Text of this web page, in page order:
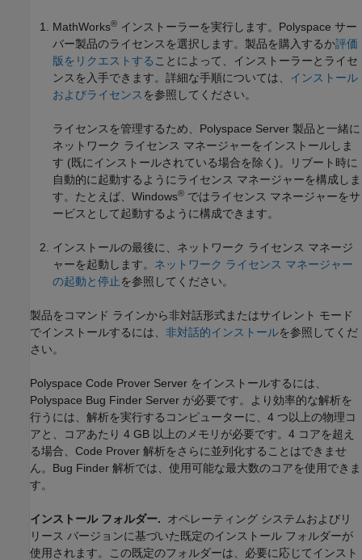
MathWorks® インストーラーを実行します。Polyspace サー
バー製品のライセンスを選択します。製品を購入するか評価
版をリクエストする ことによって、インストーラーとライセ
ンスを入手できます。詳細な手順については、 インストール
およびライセンス を参照してください。
ライセンスを管理するため、Polyspace Server 製品と一緒に
ネットワーク ライセンス マネージャーをインストールしま
す (既にインストールされている場合を除く)。リブート時に
自動的に起動するようにライセンス マネージャーを構成しま
す。たとえば、Windows® ではライセンス マネージャーをサ
ービスとして起動するように構成できます。
インストールの最後に、ネットワーク ライセンス マネージ
ャーを起動します。 ネットワーク ライセンス マネージャー
の起動と停止 を参照してください。
製品をコマンド ラインから非対話形式またはサイレント モード
でインストールするには、 非対話的インストールを参照してくだ
さい。
Polyspace Code Prover Server をインストールするには、
Polyspace Bug Finder Server が必要です。より効率的な解析を
行うには、解析を実行するコンピューターに、4 つ以上の物理コ
アと、コアあたり 4 GB 以上のメモリが必要です。4 コアを超え
る場合、Code Prover 解析をさらに並列化することはできませ
ん。Bug Finder 解析では、使用可能な最大数のコアを使用できま
す。
インストール フォルダー. オペレーティング システムおよびリ
リース バージョンに基づいた既定のインストール フォルダーが
使用されます。この既定のフォルダーは、必要に応じてインスト